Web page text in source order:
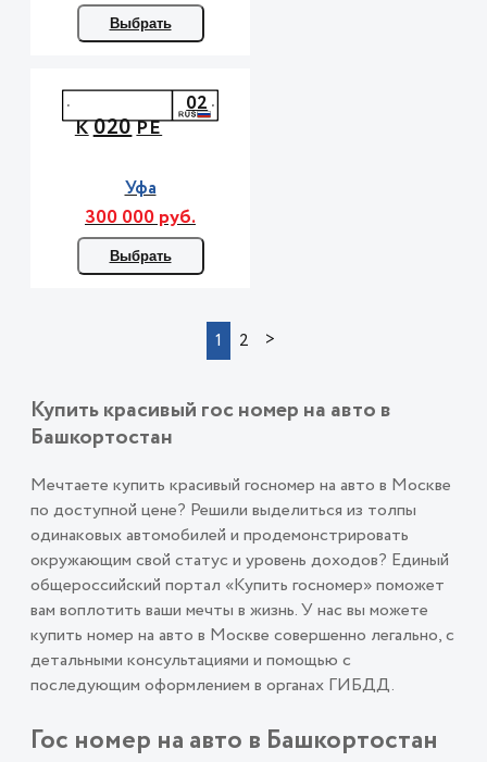
Выбрать
К020РЕ
02
Уфа
300 000 руб.
Выбрать
1 2 >
Купить красивый гос номер на авто в
Башкортостан
Мечтаете купить красивый госномер на авто в Москве
по доступной цене? Решили выделиться из толпы
одинаковых автомобилей и продемонстрировать
окружающим свой статус и уровень доходов? Единый
общероссийский портал «Купить госномер» поможет
вам воплотить ваши мечты в жизнь. У нас вы можете
купить номер на авто в Москве совершенно легально, с
детальными консультациями и помощью с
последующим оформлением в органах ГИБДД.
Гос номер на авто в Башкортостан